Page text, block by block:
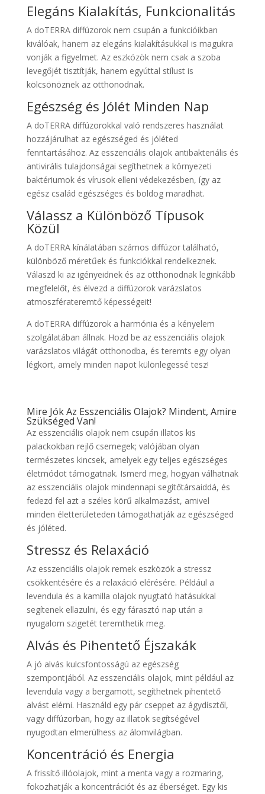
Elegáns Kialakítás, Funkcionalitás
A doTERRA diffúzorok nem csupán a funkcióikban
kiválóak, hanem az elegáns kialakításukkal is magukra
vonják a figyelmet. Az eszközök nem csak a szoba
levegőjét tisztítják, hanem egyúttal stílust is
kölcsönöznek az otthonodnak.
Egészség és Jólét Minden Nap
A doTERRA diffúzorokkal való rendszeres használat
hozzájárulhat az egészséged és jóléted
fenntartásához. Az esszenciális olajok antibakteriális és
antivirális tulajdonságai segíthetnek a környezeti
baktériumok és vírusok elleni védekezésben, így az
egész család egészséges és boldog maradhat.
Válassz a Különböző Típusok
Közül
A doTERRA kínálatában számos diffúzor található,
különböző méretűek és funkciókkal rendelkeznek.
Válaszd ki az igényeidnek és az otthonodnak leginkább
megfelelőt, és élvezd a diffúzorok varázslatos
atmoszférateremtő képességeit!
A doTERRA diffúzorok a harmónia és a kényelem
szolgálatában állnak. Hozd be az esszenciális olajok
varázslatos világát otthonodba, és teremts egy olyan
légkört, amely minden napot különlegessé tesz!
Mire Jók Az Esszenciális Olajok? Mindent, Amire
Szükséged Van!
Az esszenciális olajok nem csupán illatos kis
palackokban rejlő csemegek; valójában olyan
természetes kincsek, amelyek egy teljes egészséges
életmódot támogatnak. Ismerd meg, hogyan válhatnak
az esszenciális olajok mindennapi segítőtársaiddá, és
fedezd fel azt a széles körű alkalmazást, amivel
minden életterületeden támogathatják az egészséged
és jóléted.
Stressz és Relaxáció
Az esszenciális olajok remek eszközök a stressz
csökkentésére és a relaxáció elérésére. Például a
levendula és a kamilla olajok nyugtató hatásukkal
segítenek ellazulni, és egy fárasztó nap után a
nyugalom szigetét teremthetik meg.
Alvás és Pihentető Éjszakák
A jó alvás kulcsfontosságú az egészség
szempontjából. Az esszenciális olajok, mint például az
levendula vagy a bergamott, segíthetnek pihentető
alvást elérni. Használd egy pár cseppet az ágydísztől,
vagy diffúzorban, hogy az illatok segítségével
nyugodtan elmerülhess az álomvilágban.
Koncentráció és Energia
A frissítő illóolajok, mint a menta vagy a rozmaring,
fokozhatják a koncentrációt és az éberséget. Egy kis